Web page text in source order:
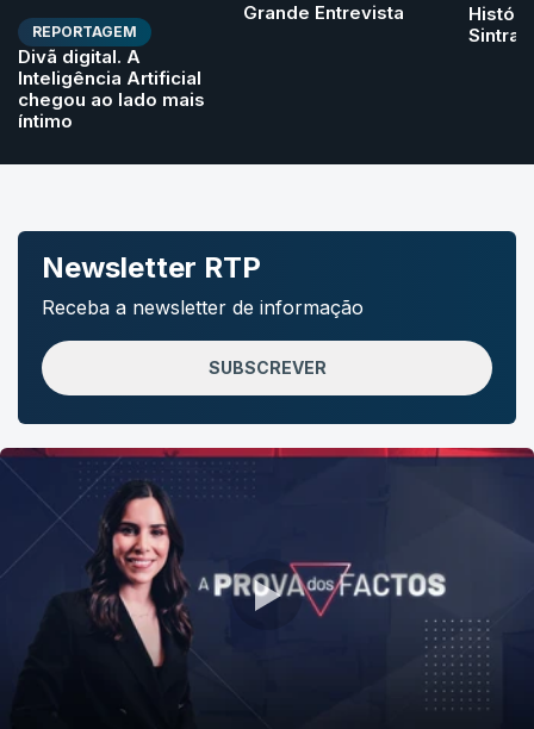
REPORTAGEM
Divã digital. A
Inteligência Artificial
chegou ao lado mais
íntimo
Grande Entrevista
Sintra
Newsletter RTP
Receba a newsletter de informação
SUBSCREVER